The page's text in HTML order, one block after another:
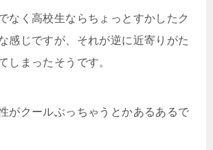
なく高校生ならちょっとすかしたク
感じですが、それが逆に近寄りがた
しまったそうです。
がクールぶっちゃうとかあるあるで